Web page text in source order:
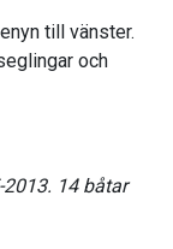
till vänster.
och
14 båtar